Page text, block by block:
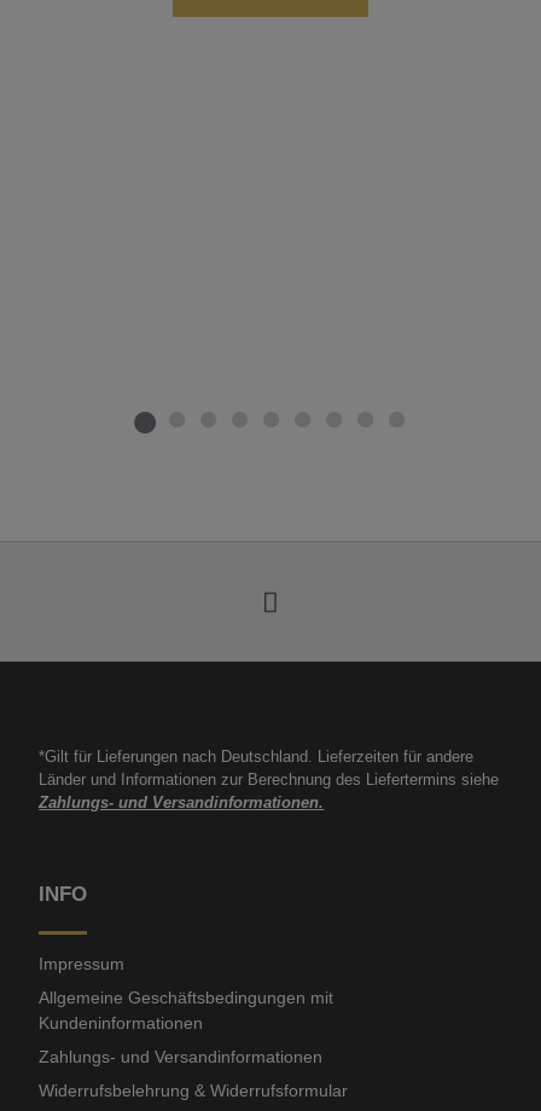
*Gilt für Lieferungen nach Deutschland. Lieferzeiten für andere
Länder und Informationen zur Berechnung des Liefertermins siehe
Zahlungs- und Versandinformationen.
INFO
Impressum
Allgemeine Geschäftsbedingungen mit
Kundeninformationen
Zahlungs- und Versandinformationen
Widerrufsbelehrung & Widerrufsformular